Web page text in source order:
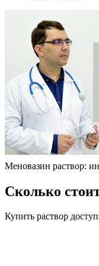
Меновазин раствор:
Сколько
Купить раствор